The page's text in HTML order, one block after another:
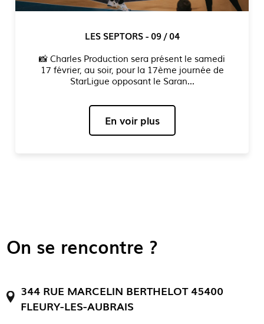
CRÉATION DE MON PORTFOLIO - 09 / 04
✨ Découvrez mon portfolio en ligne via le lien
"LK" en haut à droite de la page ! Vous y
trouverez une sélection enrichie de...
En voir plus
On se rencontre ?
344 RUE MARCELIN BERTHELOT 45400
FLEURY-LES-AUBRAIS